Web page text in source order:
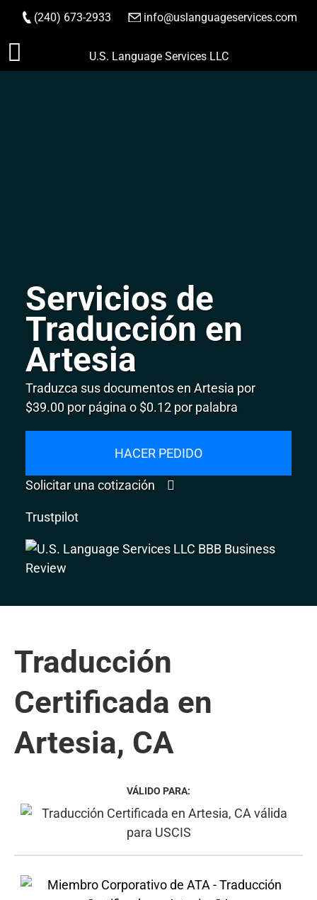
Saltar
(240) 673-2933 info@uslanguageservices.com
HACER PEDIDO
U.S. Language Services LLC
Servicios de
Traducción en
Artesia
Traduzca sus documentos en Artesia por
$39.00 por página o $0.12 por palabra
HACER PEDIDO
Solicitar una cotización
Trustpilot
Traducción
Certificada en
Artesia, CA
VÁLIDO PARA: